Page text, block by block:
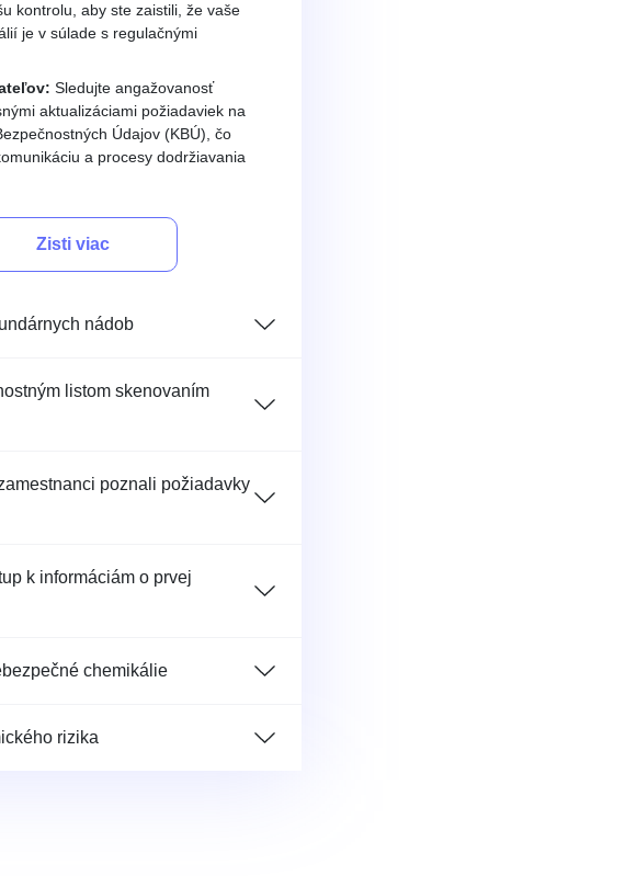
kontrolu, aby ste zaistili, že vaše
je v súlade s regulačnými
Sledujte angažovanosť
aktualizáciami požiadaviek na
Údajov (KBÚ), čo
a procesy dodržiavania
Zisti viac
nádob
listom skenovaním
poznali požiadavky
k informáciám o prvej
chemikálie
rizika